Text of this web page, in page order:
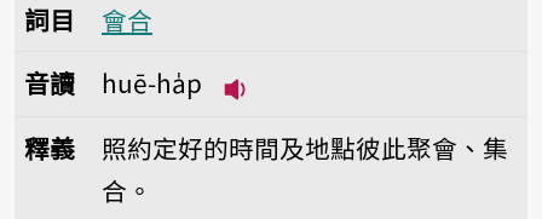
詞目
會合
音讀
huē-ha̍p
釋義
照約定好的時間及地點彼此聚會、集
合。